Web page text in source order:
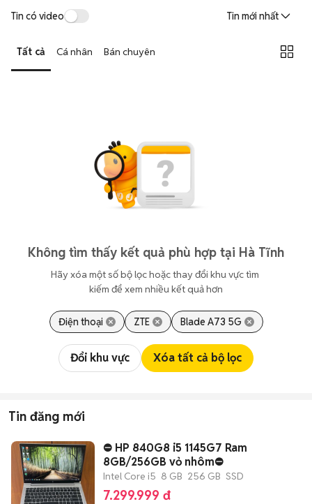
Tin có video Tin mới nhất
Tất cả Cá nhân Bán chuyên
Không tìm thấy kết quả phù hợp tại Hà Tĩnh
Hãy xóa một số bộ lọc hoặc thay đổi khu vực tìm
kiếm để xem nhiều kết quả hơn
Điện thoại ZTE Blade A73 5G
Đổi khu vực Xóa tất cả bộ lọc
Tin đăng mới
⛔️ HP 840G8 i5 1145G7 Ram
8GB/256GB vỏ nhôm⛔️
Intel Core i5 8 GB 256 GB SSD
7.299.999 đ